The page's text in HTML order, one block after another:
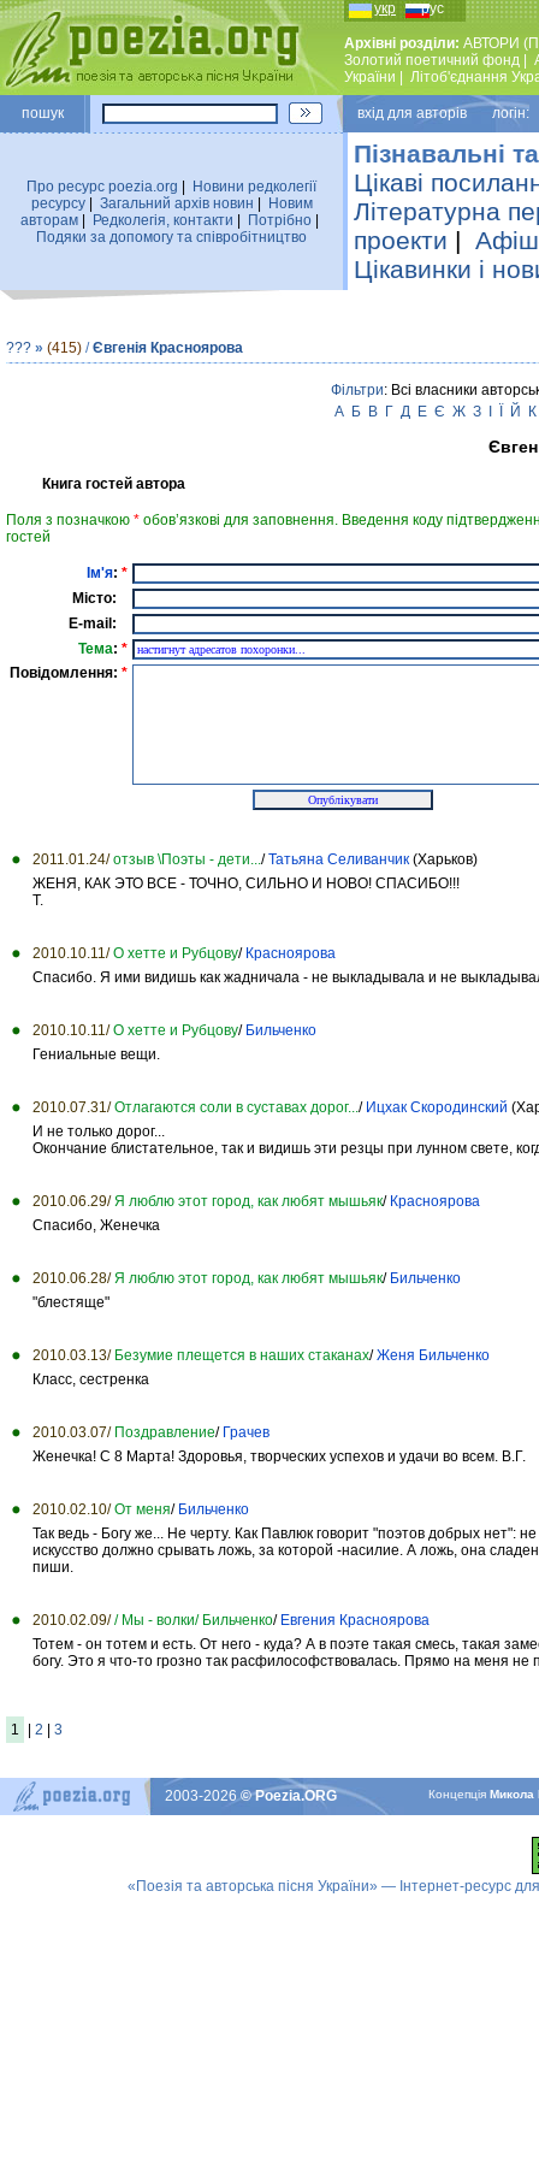
укр рус
Архівні розділи: АВТОРИ
Золотий поетичний фонд
України
Лiтоб'єднання
пошук вхiд для авторiв логін:
Про ресурс poezia.org
Новини редколегiї
ресурсу| Загальний архiв новин
Новим
авторам
Редколегiя, контакти Потрiбно
Подяки за допомогу та співробітництво
Пізнавальні
Цікаві
Літературна
проекти |
Цікавинки і
??? » (415) /Євгенія Красноярова
Фільтри: Всі власники
А Б В Г Д Е Є Ж З Й К
Книга гостей автора
Поля з позначкою * обов’язкові для заповнення. Введення коду
гостей
Ім'я: *
Місто:
E-mail:
Тема: *
Повідомлення: *
2011.01.24/ отзыв \Поэты - дети.../Татьяна Селиванчик (Харьков)
ЖЕНЯ, КАК ЭТО ВCЕ - ТОЧНО, СИЛЬНО И НОВО! СПАСИБО!!!
Т.
2010.10.11/ О хетте и Рубцову/ Красноярова
Спасибо. Я ими видишь как жадничала - не выкладывала и не
2010.10.11/ О хетте и Рубцову/ Бильченко
Гениальные вещи.
2010.07.31/ Отлагаются соли в суставах дорог.../ Ицхак Скородинский
И не только дорог...
Окончание блистательное, так и видишь эти резцы при лунном свете,
2010.06.29/ Я люблю этот город, как любят мышьяк/ Красноярова
Спасибо, Женечка
2010.06.28/ Я люблю этот город, как любят мышьяк/ Бильченко
"блестяще"
2010.03.13/ Безумие плещется в наших стаканах/Женя Бильченко
Класс, сестренка
2010.03.07/ Поздравление/ Грачев
Женечка! С 8 Марта! Здоровья, творческих успехов и удачи во всем. В.Г.
2010.02.10/ От меня/ Бильченко
Так ведь - Богу же... Не черту. Как Павлюк говорит "поэтов добрых
искусство должно срывать ложь, за которой -насилие. А ложь, она
пиши.
2010.02.09/ / Мы - волки/ Бильченко/ Евгения Красноярова
Тотем - он тотем и есть. От него - куда? А в поэте такая смесь, такая
богу. Это я что-то грозно так расфилософствовалась. Прямо на меня не
1 2 3
КонцепцiяМикола
2003-2026© Poezia.ORG
«Поезія та авторська пісня України» — Інтернет-ресурс